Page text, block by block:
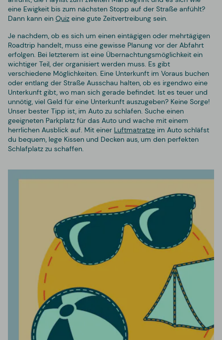
eine Ewigkeit bis zum nächsten Stopp auf der Straße anfühlt?
Dann kann ein Quiz eine gute Zeitvertreibung sein.
Je nachdem, ob es sich um einen eintägigen oder mehrtägigen
Roadtrip handelt, muss eine gewisse Planung vor der Abfahrt
erfolgen. Bei letzterem ist eine Übernachtungsmöglichkeit ein
wichtiger Teil, der organisiert werden muss. Es gibt
verschiedene Möglichkeiten. Eine Unterkunft im Voraus buchen
oder entlang der Straße Ausschau halten, ob es irgendwo eine
Unterkunft gibt, wo man sich gerade befindet. Ist es teuer und
unnötig, viel Geld für eine Unterkunft auszugeben? Keine Sorge!
Unser bester Tipp ist, im Auto zu schlafen. Suche einen
geeigneten Parkplatz für das Auto und wache mit einem
herrlichen Ausblick auf. Mit einer Luftmatratze im Auto schläfst
du bequem, lege Kissen und Decken aus, um den perfekten
Schlafplatz zu schaffen.